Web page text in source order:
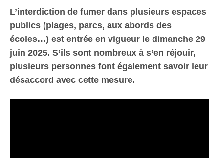
L’interdiction de fumer dans plusieurs espaces
publics (plages, parcs, aux abords des
écoles…) est entrée en vigueur le dimanche 29
juin 2025. S’ils sont nombreux à s’en réjouir,
plusieurs personnes font également savoir leur
désaccord avec cette mesure.